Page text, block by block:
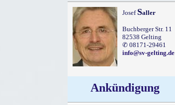
Josef Saller
Buchberger Str. 11
82538 Gelting
✆ 08171-29461
info@sv-gelting.de
Ankündigung